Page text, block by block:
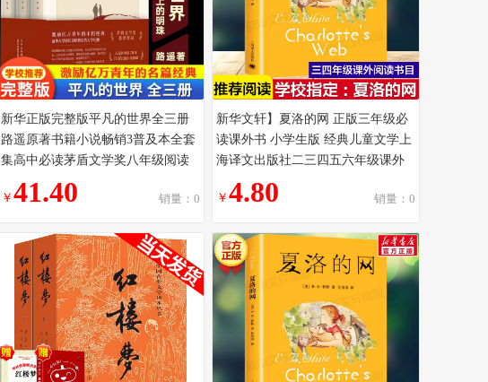
新华正版完整版平凡的世界全三册
路遥原著书籍小说畅销3普及本全套
集高中必读茅盾文学奖八年级阅读
名著读物珍典藏版经典书店
￥ 41.40 销量：0
新华文轩】夏洛的网 正版三年级必
读课外书 小学生版 经典儿童文学上
海译文出版社二三四五六年级课外
阅读书籍非注音版夏洛特的网
￥ 4.80 销量：0